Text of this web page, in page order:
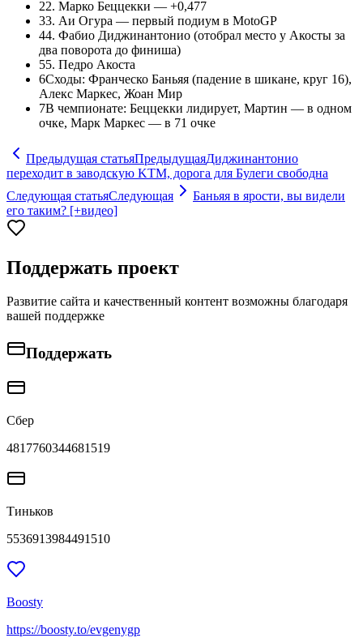
22. Марко Беццекки — +0,477
33. Аи Огура — первый подиум в MotoGP
44. Фабио Диджинантонио (отобрал место у Акосты за
два поворота до финиша)
55. Педро Акоста
6Сходы: Франческо Баньяя (падение в шикане, круг 16),
Алекс Маркес, Жоан Мир
7В чемпионате: Беццекки лидирует, Мартин — в одном
очке, Марк Маркес — в 71 очке
Предыдущая статьяПредыдущаяДиджинантонио
переходит в заводскую KTM, дорога для Булеги свободна
Следующая статьяСледующая
Баньяя в ярости, вы видели
его таким? [+видео]
Поддержать проект
Развитие сайта и качественный контент возможны благодаря
вашей поддержке
Поддержать
Сбер
4817760344681519
Тиньков
5536913984491510
Boosty
https://boosty.to/evgenygp